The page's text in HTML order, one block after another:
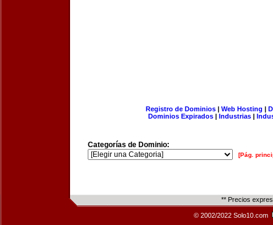
Registro de Dominios| Web Hosting |
Dominios Expirados | Industrias |
Categorías de Dominio:
[Pág.
** Precios
© 2002/2022 Solo10.com